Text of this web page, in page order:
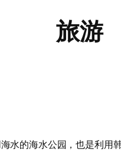
旅游
水的海水公园，也是利用